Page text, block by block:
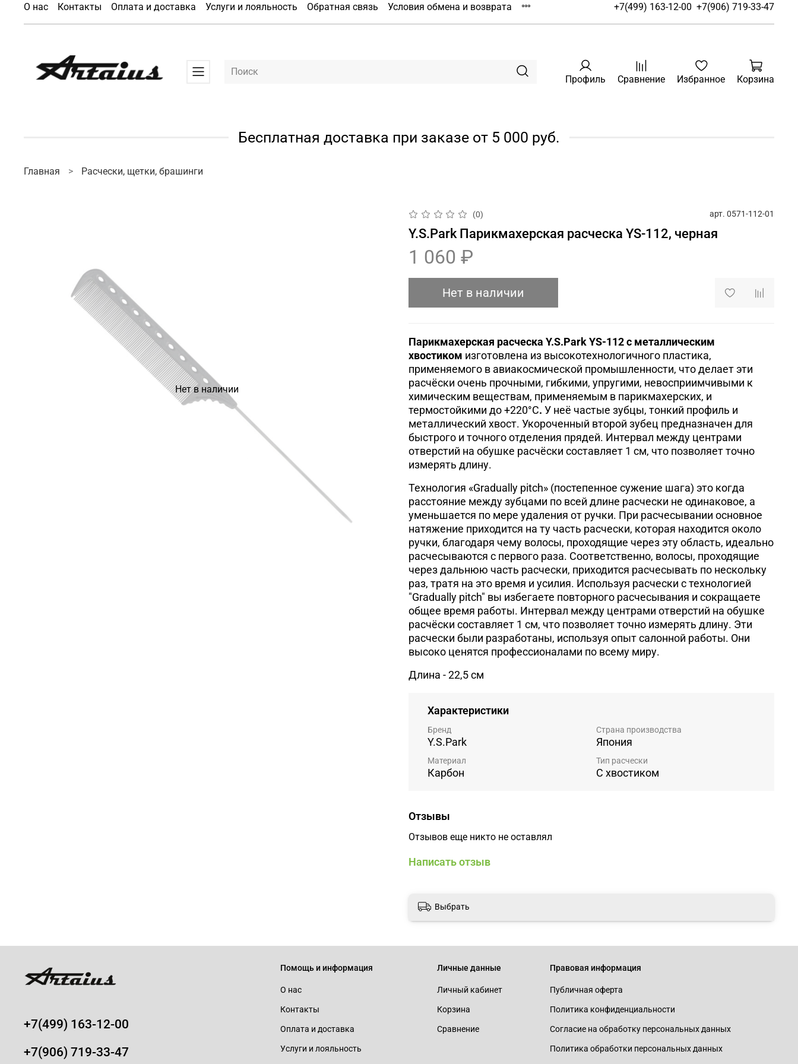
О нас Контакты Оплата и доставка Услуги и лояльность Обратная связь Условия обмена и возврата +7(499) 163-12-00 +7(906) 719-33-47
Профиль Сравнение Избранное Корзина
Бесплатная доставка при заказе от 5 000 руб.
Главная Расчески, щетки, брашинги
Нет в наличии
(0) арт. 0571-112-01
Y.S.Park Парикмахерская расческа YS-112, черная
1 060 ₽
Нет в наличии
Парикмахерская расческа Y.S.Park YS-112 с металлическим
хвостиком изготовлена из высокотехнологичного пластика,
применяемого в авиакосмической промышленности, что делает эти
расчёски очень прочными, гибкими, упругими, невосприимчивыми к
химическим веществам, применяемым в парикмахерских, и
термостойкими до +220°С. У неё частые зубцы, тонкий профиль и
металлический хвост. Укороченный второй зубец предназначен для
быстрого и точного отделения прядей. Интервал между центрами
отверстий на обушке расчёски составляет 1 см, что позволяет точно
измерять длину.
Технология «Gradually pitch» (постепенное сужение шага) это когда
расстояние между зубцами по всей длине расчески не одинаковое, а
уменьшается по мере удаления от ручки. При расчесывании основное
натяжение приходится на ту часть расчески, которая находится около
ручки, благодаря чему волосы, проходящие через эту область, идеально
расчесываются с первого раза. Соответственно, волосы, проходящие
через дальнюю часть расчески, приходится расчесывать по нескольку
раз, тратя на это время и усилия. Используя расчески с технологией
"Gradually pitch" вы избегаете повторного расчесывания и сокращаете
общее время работы. Интервал между центрами отверстий на обушке
расчёски составляет 1 см, что позволяет точно измерять длину. Эти
расчески были разработаны, используя опыт салонной работы. Они
высоко ценятся профессионалами по всему миру.
Длина - 22,5 см
Характеристики
Бренд
Y.S.Park
Страна производства
Япония
Материал
Карбон
Тип расчески
С хвостиком
Отзывы
Отзывов еще никто не оставлял
Написать отзыв
Выбрать
Помощь и информация
О нас
Контакты
Оплата и доставка
Услуги и лояльность
Личные данные
Личный кабинет
Корзина
Сравнение
Правовая информация
Публичная оферта
Политика конфиденциальности
Согласие на обработку персональных данных
Политика обработки персональных данных
+7(499) 163-12-00
+7(906) 719-33-47